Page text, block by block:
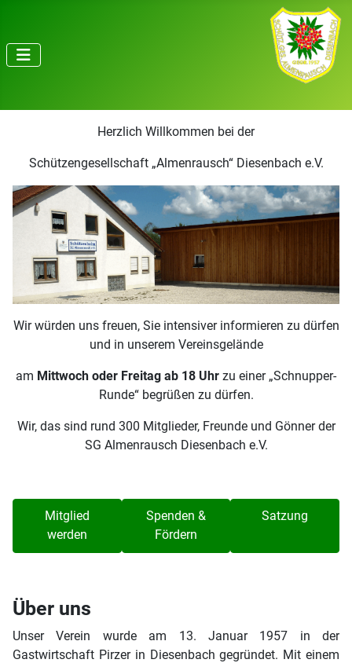
Herzlich Willkommen bei der
Schützengesellschaft „Almenrausch“ Diesenbach e.V.
Wir würden uns freuen, Sie intensiver informieren zu dürfen
und in unserem Vereinsgelände
am Mittwoch oder Freitag ab 18 Uhr zu einer „Schnupper-
Runde“ begrüßen zu dürfen.
Wir, das sind rund 300 Mitglieder, Freunde und Gönner der
SG Almenrausch Diesenbach e.V.
Mitglied
werden
Spenden &
Fördern
Satzung
Über uns
Unser Verein wurde am 13. Januar 1957 in der
Gastwirtschaft Pirzer in Diesenbach gegründet. Mit einem